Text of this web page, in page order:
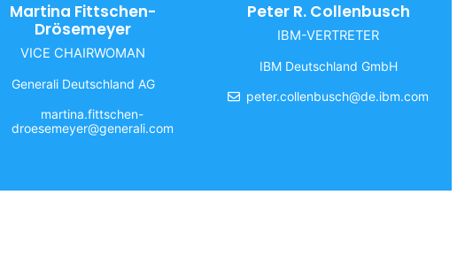
Martina Fittschen-
Drösemeyer
VICE CHAIRWOMAN
Generali Deutschland AG
martina.fittschen-
droesemeyer@generali.com
Peter R. Collenbusch
IBM-VERTRETER
IBM Deutschland GmbH
peter.collenbusch@de.ibm.com